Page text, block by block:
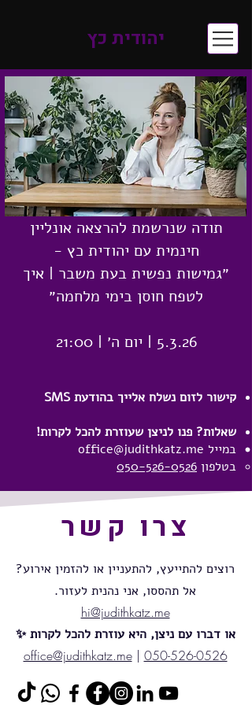
יהודית כץ
תודה שנרשמת להרצאה אונליין
חינמית עם יהודית כץ -
״גמישות נפשית בעת משבר | איך
לטפח חוסן בימי מלחמה״
5.3.26 | יום ה׳ | 21:00
קישור לזום נשלח אלייך בהודעת SMS
שאלות? פנו לניצן שעוזרת להכל לקרות!
במייל office@judithkatz.me
בטלפון 050-526-0526
צרו קשר
רוצים להתייעץ, להתעניין או להזמין אירוע?
אל תהססו, אני נהנית לעזור.
hi@judithkatz.me
או דברו עם ניצן, היא עוזרת להכל לקרות ✨
050-526-0526
|
office@judithkatz.me